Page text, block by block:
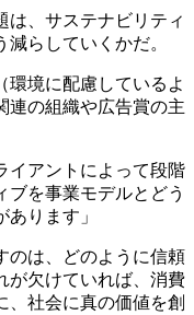
は、サステナビリティ
らしていくかだ。
環境に配慮しているよ
連の組織や広告賞の主
イアントによって段階
ブを事業モデルとどう
ります」
のは、どのように信頼
が欠けていれば、消費
、社会に真の価値を創